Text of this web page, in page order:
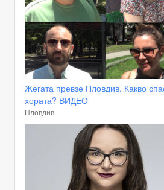
Жегата превзе Пловдив. Какво
хората? ВИДЕО
Пловдив